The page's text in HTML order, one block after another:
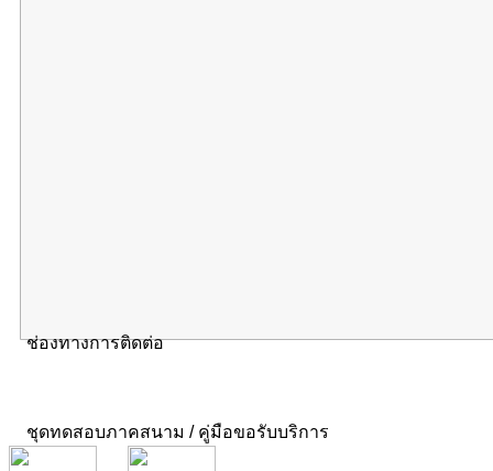
ช่องทางการติดต่อ
ชุดทดสอบภาคสนาม / คู่มือขอรับบริการ